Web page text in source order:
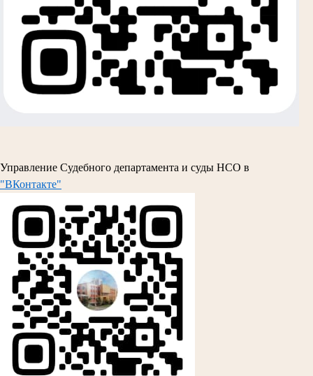
Управление Судебного департамента и суды НСО в
"ВКонтакте"